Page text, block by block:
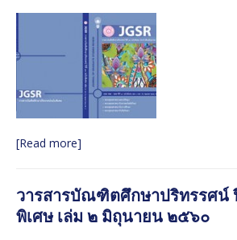
[Read more]
วารสารบัณฑิตศึกษาปริทรรศน์
พิเศษ เล่ม ๒ มิถุนายน ๒๕๖๐